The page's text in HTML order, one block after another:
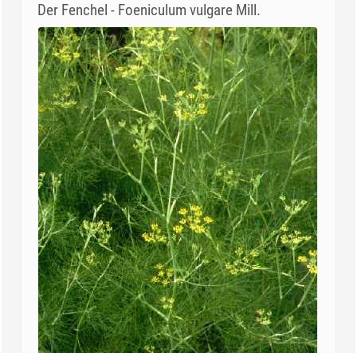
Der Fenchel - Foeniculum vulgare Mill.